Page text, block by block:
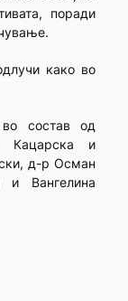
поради
како во
состав од
Кацарска и
д-р Осман
и Вангелина